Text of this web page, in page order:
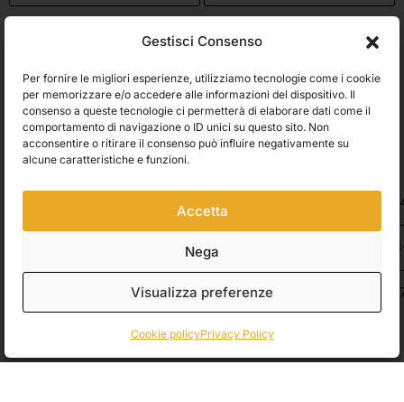
Gestisci Consenso
Per fornire le migliori esperienze, utilizziamo tecnologie come i cookie
per memorizzare e/o accedere alle informazioni del dispositivo. Il
consenso a queste tecnologie ci permetterà di elaborare dati come il
comportamento di navigazione o ID unici su questo sito. Non
acconsentire o ritirare il consenso può influire negativamente su
alcune caratteristiche e funzioni.
Accetta
Nega
Visualizza preferenze
Cookie policyPrivacy Policy
accetti che i dati personali da te forniti vengano trasferiti a Brevo per il
Accetto le condizioni generali e di ricevere le Newsletters.
ISCRIVITI
Spedizioni
© 2026 Belle Arti Corbara, IT03736520408 – REA: FO – 314246. All rights